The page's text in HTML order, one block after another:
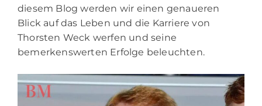
diesem Blog werden wir einen genaueren
Blick auf das Leben und die Karriere von
Thorsten Weck werfen und seine
bemerkenswerten Erfolge beleuchten.